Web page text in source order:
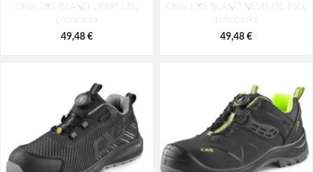
Obuv CXS ISLAND LIPARI S3S,
poltopánka
49,48 €
Obuv CXS ISLAND NEVIS O1 ESD,
poltopánka
49,48 €